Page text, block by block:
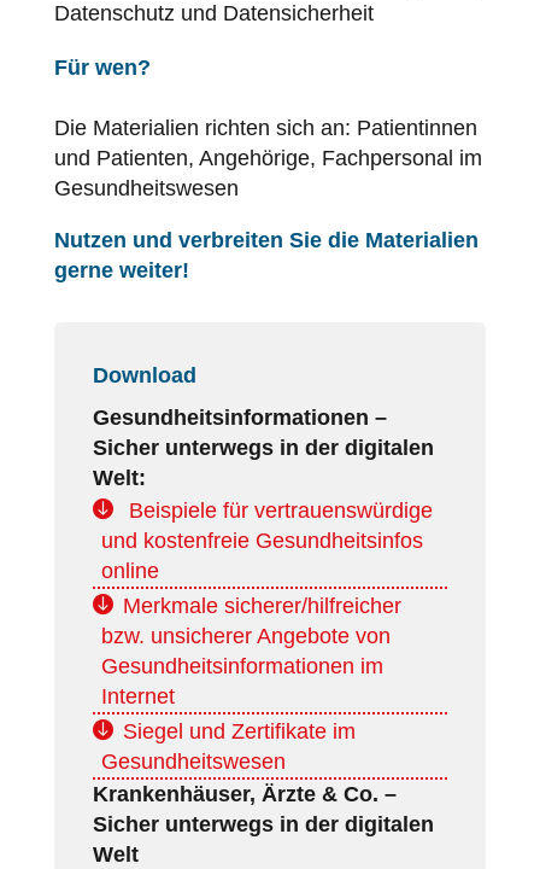
Datenschutzund Datensicherheit
Für wen?
Die Materialien richten sich an: Patientinnen
und Patienten, Angehörige, Fachpersonal im
Gesundheitswesen
Nutzen und verbreiten Sie die Materialien
gerne weiter!
Download
Gesundheitsinformationen –
Sicher unterwegs in der digitalen
Welt:
Beispiele für vertrauenswürdige
und kostenfreie Gesundheitsinfos
online
Merkmale sicherer/hilfreicher
bzw. unsicherer Angebote von
Gesundheitsinformationen im
Internet
Siegel und Zertifikate im
Gesundheitswesen
Krankenhäuser, Ärzte & Co. –
Sicher unterwegs in der digitalen
Welt